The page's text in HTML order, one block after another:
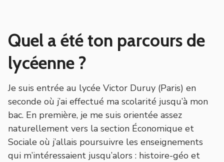
Quel a été ton parcours de
lycéenne ?
Je suis entrée au lycée Victor Duruy (Paris) en
seconde où j’ai effectué ma scolarité jusqu’à mon
bac. En première, je me suis orientée assez
naturellement vers la section Économique et
Sociale où j’allais poursuivre les enseignements
qui m’intéressaient jusqu’alors : histoire-géo et